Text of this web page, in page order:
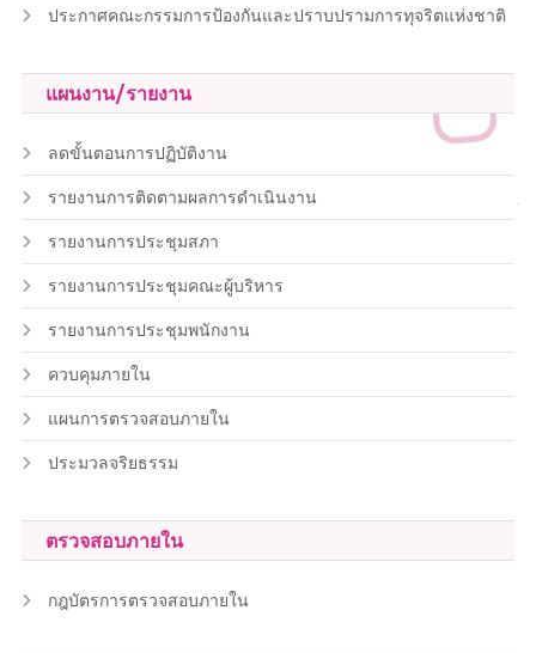
ประกาศคณะกรรมการป้องกันและปราบปรามการทุจริตแห่งชาติ
แผนงาน/รายงาน
ลดขั้นตอนการปฏิบัติงาน
รายงานการติดตามผลการดำเนินงาน
รายงานการประชุมสภา
รายงานการประชุมคณะผู้บริหาร
รายงานการประชุมพนักงาน
ควบคุมภายใน
แผนการตรวจสอบภายใน
ประมวลจริยธรรม
ตรวจสอบภายใน
กฎบัตรการตรวจสอบภายใน